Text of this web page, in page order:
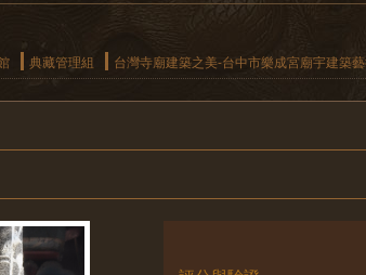
典藏管理組 台灣寺廟建築之美-台中市樂成宮廟宇建築